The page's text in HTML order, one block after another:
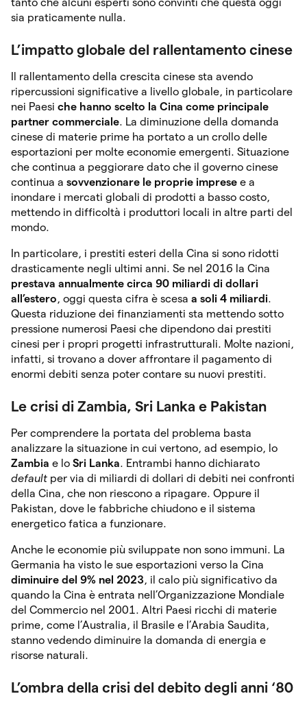
sia praticamente nulla.
L’impatto globale del rallentamento cinese
Il rallentamento della crescita cinese sta avendo
ripercussioni significative a livello globale, in particolare
nei Paesi che hanno scelto la Cina come principale
partner commerciale. La diminuzione della domanda
cinese di materie prime ha portato a un crollo delle
esportazioni per molte economie emergenti. Situazione
che continua a peggiorare dato che il governo cinese
continua a sovvenzionare le proprie imprese e a
inondare i mercati globali di prodotti a basso costo,
mettendo in difficoltà i produttori locali in altre parti del
mondo.
In particolare, i prestiti esteri della Cina si sono ridotti
drasticamente negli ultimi anni. Se nel 2016 la Cina
prestava annualmente circa 90 miliardi di dollari
all’estero, oggi questa cifra è scesa a soli 4 miliardi.
Questa riduzione dei finanziamenti sta mettendo sotto
pressione numerosi Paesi che dipendono dai prestiti
cinesi per i propri progetti infrastrutturali. Molte nazioni,
infatti, si trovano a dover affrontare il pagamento di
enormi debiti senza poter contare su nuovi prestiti.
Le crisi di Zambia, Sri Lanka e Pakistan
Per comprendere la portata del problema basta
analizzare la situazione in cui vertono, ad esempio, lo
Zambia e lo Sri Lanka. Entrambi hanno dichiarato
default per via di miliardi di dollari di debiti nei confronti
della Cina, che non riescono a ripagare. Oppure il
Pakistan, dove le fabbriche chiudono e il sistema
energetico fatica a funzionare.
Anche le economie più sviluppate non sono immuni. La
Germania ha visto le sue esportazioni verso la Cina
diminuire del 9% nel 2023, il calo più significativo da
quando la Cina è entrata nell’Organizzazione Mondiale
del Commercio nel 2001. Altri Paesi ricchi di materie
prime, come l’Australia, il Brasile e l’Arabia Saudita,
stanno vedendo diminuire la domanda di energia e
risorse naturali.
L’ombra della crisi del debito degli anni ‘80